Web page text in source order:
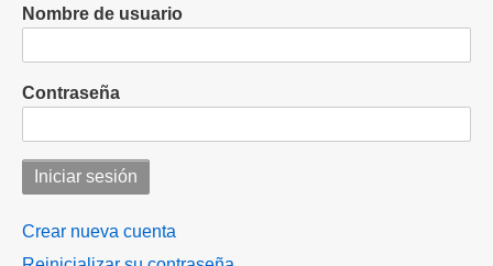
tras
cornada
Nombre de usuario
Contraseña
Crear nueva cuenta